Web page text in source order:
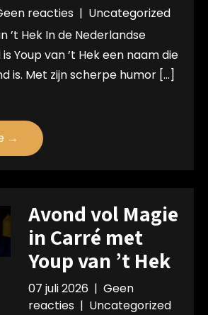
reacties | Uncategorized
’t Hek In de Nederlandse
Youp van ’t Hek een naam die
is. Met zijn scherpe humor […]
→
Avond vol Magie
in Carré met
Youp van ’t Hek
07 juli 2026 | Geen
reacties | Uncategorized